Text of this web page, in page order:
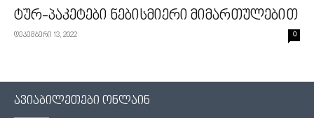
ტურ-პაკეტები ნებისმიერი მიმართულებით
დეკემბერი 13, 2022 0
ავიაბილეთები ონლაინ